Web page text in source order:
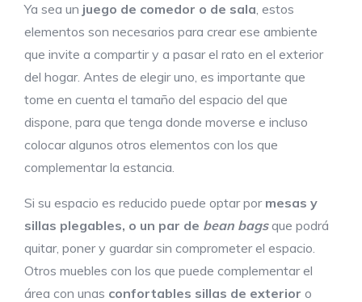
Ya sea un juego de comedor o de sala, estos
elementos son necesarios para crear ese ambiente
que invite a compartir y a pasar el rato en el exterior
del hogar. Antes de elegir uno, es importante que
tome en cuenta el tamaño del espacio del que
dispone, para que tenga donde moverse e incluso
colocar algunos otros elementos con los que
complementar la estancia.
Si su espacio es reducido puede optar por mesas y
sillas plegables, o un par de bean bagsque podrá
quitar, poner y guardar sin comprometer el espacio.
Otros muebles con los que puede complementar el
área con unas confortables sillas de exterior o